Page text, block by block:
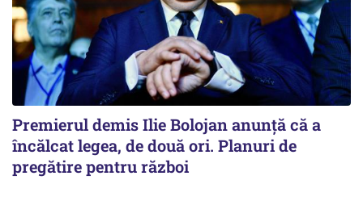
Premierul demis Ilie Bolojan anunță că a
încălcat legea, de două ori. Planuri de
pregătire pentru război